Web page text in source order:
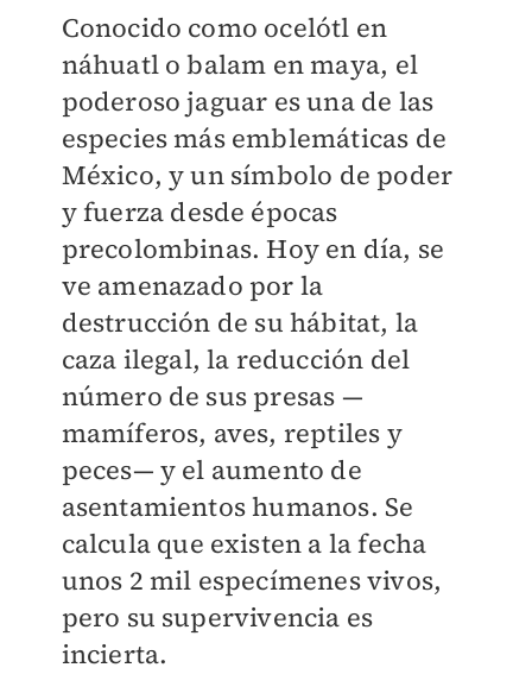
Conocido como ocelótl en
náhuatl o balam en maya, el
poderoso jaguar es una de las
especies más emblemáticas de
México, y un símbolo de poder
y fuerza desde épocas
precolombinas. Hoy en día, se
ve amenazado por la
destrucción de su hábitat, la
caza ilegal, la reducción del
número de sus presas —
mamíferos, aves, reptiles y
peces— y el aumento de
asentamientos humanos. Se
calcula que existen a la fecha
unos 2 mil especímenes vivos,
pero su supervivencia es
incierta.